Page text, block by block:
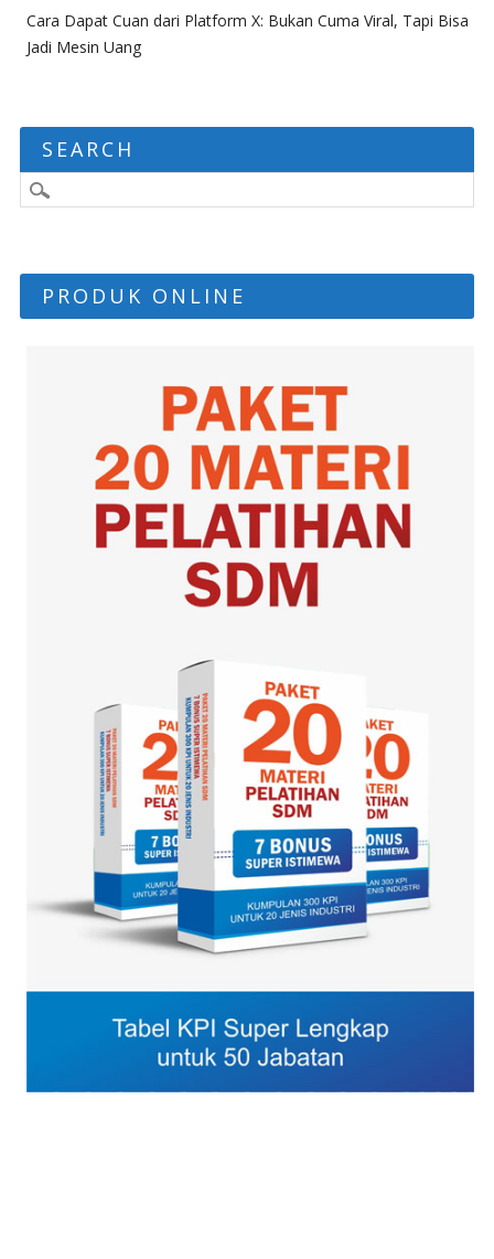
Cara Dapat Cuan dari Platform X: Bukan Cuma Viral, Tapi Bisa
Jadi Mesin Uang
SEARCH
PRODUK ONLINE